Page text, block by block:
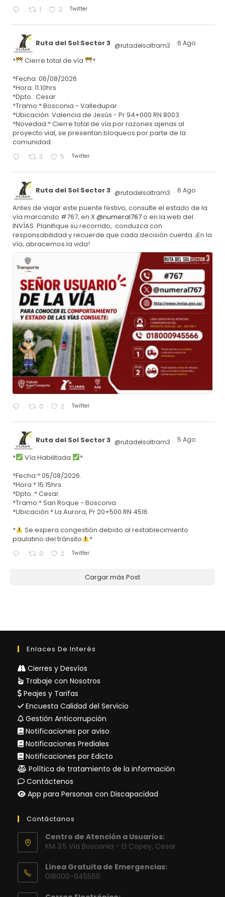
1 2 Twitter
Ruta del Sol Sector 3 @rutadelsoltram3 · 6 Ago
* Cierre total de vía
*
*Fecha: 06/08/2026.
*Hora: 11:10hrs
*Dpto.: Cesar
*Tramo:* Bosconia - Valledupar
*Ubicación: Valencia de Jesús - Pr 94+000 RN 8003
*Novedad:* Cierre total de vía por razones ajenas al
proyecto vial, se presentan bloqueos por parte de la
comunidad.
3 5 Twitter
Ruta del Sol Sector 3 @rutadelsoltram3 · 6 Ago
Antes de viajar este puente festivo, consulte el estado de la
vía marcando #767, en X@numeral767o en la web del
INVÍAS. Planifique su recorrido, conduzca con
responsabilidad y recuerde que cada decisión cuenta. ¡En la
vía, abracemos la vida!
0 2 Twitter
Ruta del Sol Sector 3 @rutadelsoltram3 · 5 Ago
* Vía Habilitada
*
*Fecha:* 05/08/2026.
*Hora:* 15:15hrs.
*Dpto.:* Cesar.
*Tramo:* San Roque - Bosconia.
*Ubicación:* La Aurora, Pr 20+500 RN 4516.
*
Se espera congestión debido al restablecimiento
paulatino del tránsito
*
0 2 Twitter
Cargar más Post
Enlaces De Interés
Cierres y Desvíos
Trabaje con Nosotros
Peajes y Tarifas
Encuesta Calidad del Servicio
Gestión Anticorrupción
Notificaciones por aviso
Notificaciones Prediales
Notificaciones por Edicto
Política de tratamiento de la información
Contáctenos
App para Personas con Discapacidad
Contáctanos
Centro de Atención a Usuarios:
KM 3.5 Vía Bosconia - El Copey, Cesar
Línea Gratuita de Emergencias:
018000-945566